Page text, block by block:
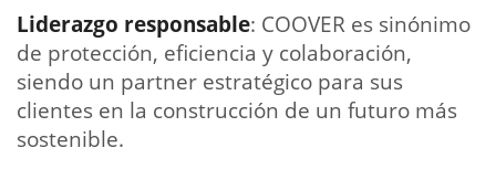
Liderazgo responsable: COOVER es sinónimo
de protección, eficiencia y colaboración,
siendo un partner estratégico para sus
clientes en la construcción de un futuro más
sostenible.